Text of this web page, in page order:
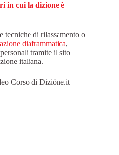
in cui la dizione è
tecniche di rilassamento o
diaframmatica,
tramite il sito
italiana.
Corso di Dizióne.it